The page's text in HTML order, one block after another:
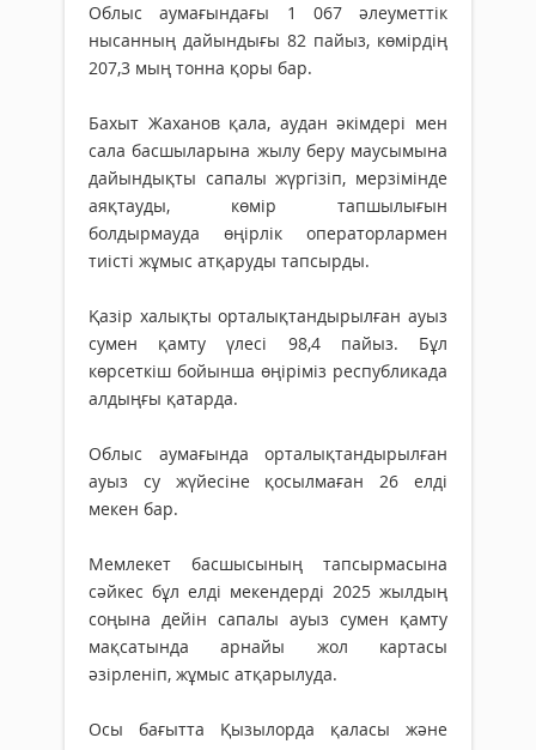
Облыс аумағындағы 1 067 әлеуметтік
нысанның дайындығы 82 пайыз, көмірдің
207,3 мың тонна қоры бар.
Бахыт Жаханов қала, аудан әкімдері мен
сала басшыларына жылу беру маусымына
дайындықты сапалы жүргізіп, мерзімінде
аяқтауды, көмір тапшылығын
болдырмауда өңірлік операторлармен
тиісті жұмыс атқаруды тапсырды.
Қазір халықты орталықтандырылған ауыз
сумен қамту үлесі 98,4 пайыз. Бұл
көрсеткіш бойынша өңіріміз республикада
алдыңғы қатарда.
Облыс аумағында орталықтандырылған
ауыз су жүйесіне қосылмаған 26 елді
мекен бар.
Мемлекет басшысының тапсырмасына
сәйкес бұл елді мекендерді 2025 жылдың
соңына дейін сапалы ауыз сумен қамту
мақсатында арнайы жол картасы
әзірленіп, жұмыс атқарылуда.
Осы бағытта Қызылорда қаласы және